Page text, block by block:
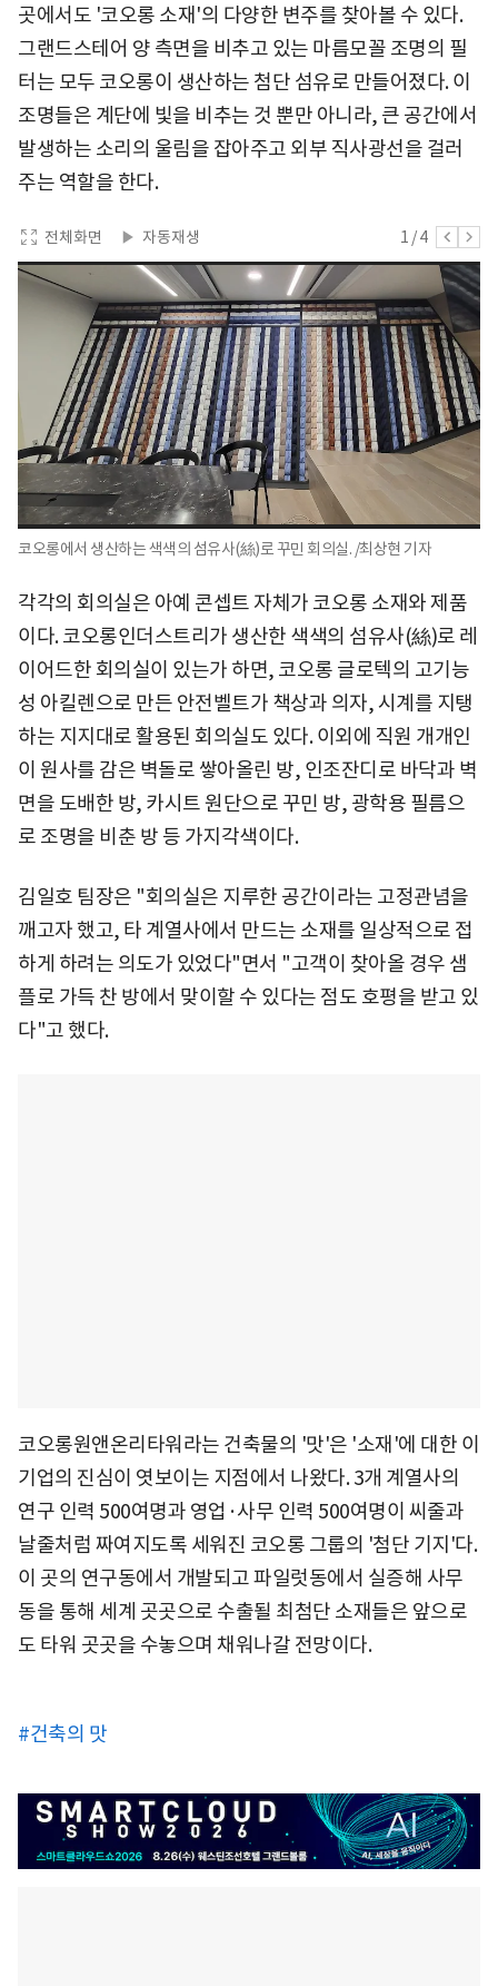
곳에서도 '코오롱 소재'의 다양한 변주를 찾아볼 수 있다.
그랜드스테어 양 측면을 비추고 있는 마름모꼴 조명의 필
터는 모두 코오롱이 생산하는 첨단 섬유로 만들어졌다. 이
조명들은 계단에 빛을 비추는 것 뿐만 아니라, 큰 공간에서
발생하는 소리의 울림을 잡아주고 외부 직사광선을 걸러
주는 역할을 한다.
전체화면 자동재생 1 /4
코오롱에서 생산하는 색색의 섬유사(絲)로 꾸민 회의실. /최상현 기자
각각의 회의실은 아예 콘셉트 자체가 코오롱 소재와 제품
이다. 코오롱인더스트리가 생산한 색색의 섬유사(絲)로 레
이어드한 회의실이 있는가 하면, 코오롱 글로텍의 고기능
성 아킬렌으로 만든 안전벨트가 책상과 의자, 시계를 지탱
하는 지지대로 활용된 회의실도 있다. 이외에 직원 개개인
이 원사를 감은 벽돌로 쌓아올린 방, 인조잔디로 바닥과 벽
면을 도배한 방, 카시트 원단으로 꾸민 방, 광학용 필름으
로 조명을 비춘 방 등 가지각색이다.
김일호 팀장은 "회의실은 지루한 공간이라는 고정관념을
깨고자 했고, 타 계열사에서 만드는 소재를 일상적으로 접
하게 하려는 의도가 있었다"면서 "고객이 찾아올 경우 샘
플로 가득 찬 방에서 맞이할 수 있다는 점도 호평을 받고 있
다"고 했다.
코오롱원앤온리타워라는 건축물의 '맛'은 '소재'에 대한 이
기업의 진심이 엿보이는 지점에서 나왔다. 3개 계열사의
연구 인력 500여명과 영업·사무 인력 500여명이 씨줄과
날줄처럼 짜여지도록 세워진 코오롱 그룹의 '첨단 기지'다.
이 곳의 연구동에서 개발되고 파일럿동에서 실증해 사무
동을 통해 세계 곳곳으로 수출될 최첨단 소재들은 앞으로
도 타워 곳곳을 수놓으며 채워나갈 전망이다.
#건축의 맛